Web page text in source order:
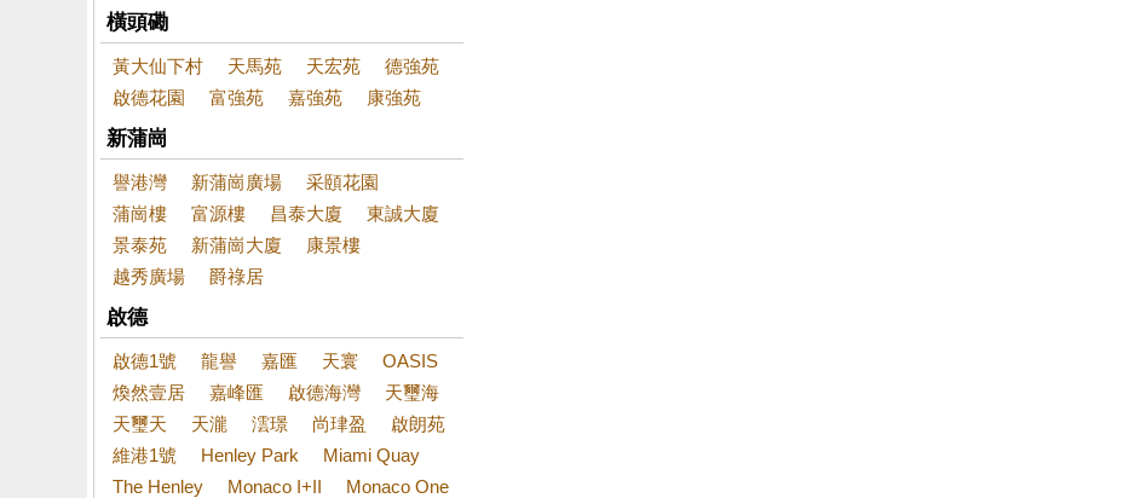
橫頭磡
黃大仙下村 天馬苑 天宏苑
德強苑
啟德花園
富強苑 嘉強苑 康強苑
新蒲崗
譽港灣 新蒲崗廣場
采頤花園
蒲崗樓
富源樓 昌泰大廈
東誠大廈
景泰苑
新蒲崗大廈
康景樓
越秀廣場
爵祿居
啟德
啟德1號 龍譽 嘉匯 天寰
OASIS
煥然壹居
嘉峰匯 啟德海灣
天璽海
天璽天
天瀧 澐璟 尚珒盈
啟朗苑
維港1號
Henley Park
Miami Quay
The Henley
Monaco I+II
Monaco One